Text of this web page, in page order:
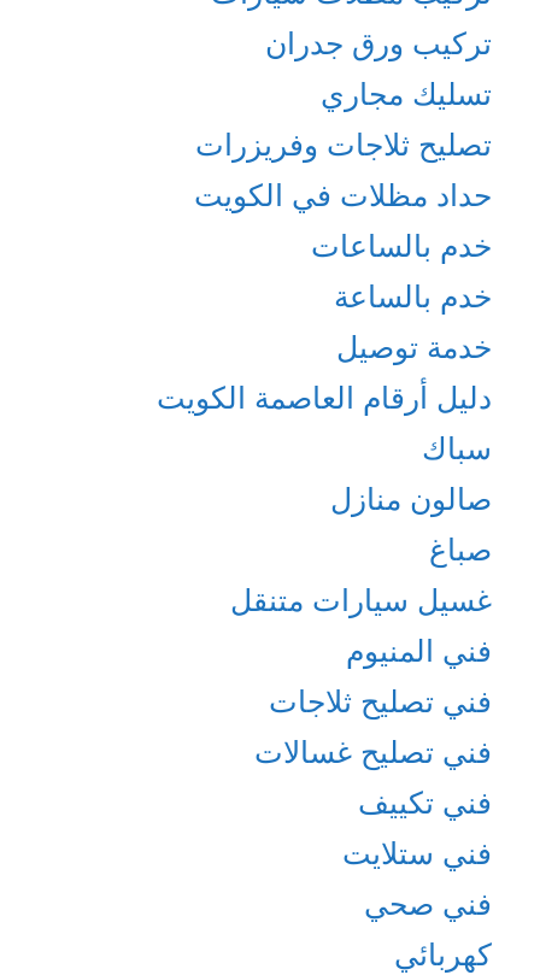
تركيب ورق جدران
تسليك مجاري
تصليح ثلاجات وفريزرات
حداد مظلات في الكويت
خدم بالساعات
خدم بالساعة
خدمة توصيل
دليل أرقام العاصمة الكويت
سباك
صالون منازل
صباغ
غسيل سيارات متنقل
فني المنيوم
فني تصليح ثلاجات
فني تصليح غسالات
فني تكييف
فني ستلايت
فني صحي
كهربائي